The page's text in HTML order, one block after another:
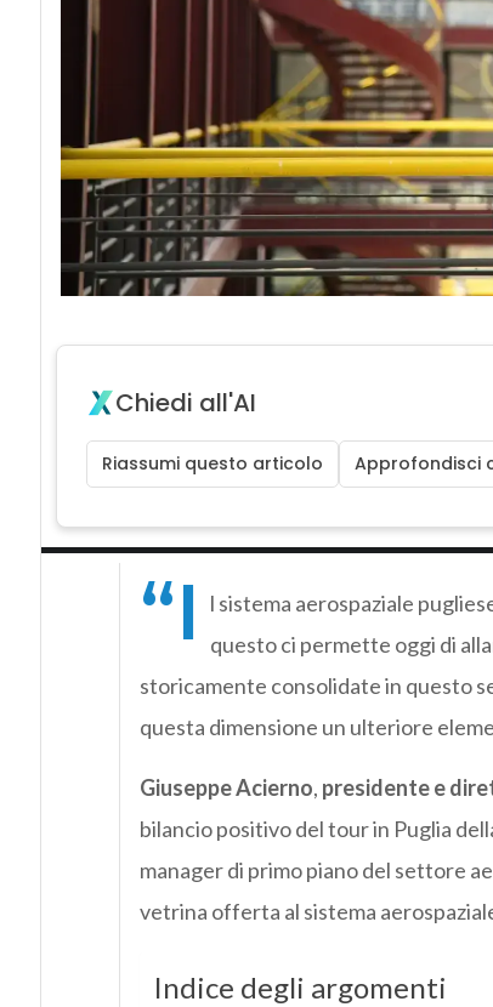
Chiedi all'AI
Riassumi questo articolo Approfondisci
“I
l sistema aerospaziale
questo ci permette oggi di
storicamente consolidate in questo
questa dimensione un ulteriore
Giuseppe Acierno, presidente e
bilancio positivo del tour in Puglia
manager di primo piano del settore
vetrina offerta al sistema
Indice degli argomenti